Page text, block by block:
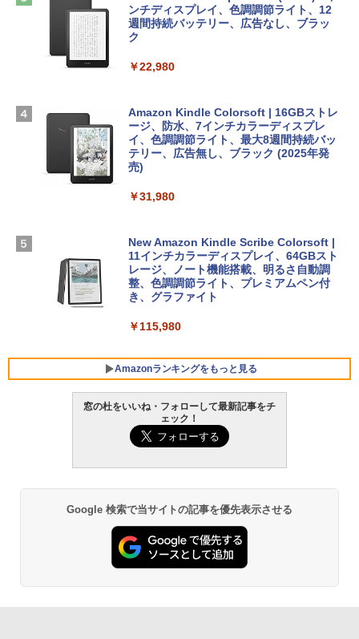
igence、13.6インチLiquid Retinaディ
スプレイ、16GBユニファイドメモリ、1
TB SSDストレージ、12MPセンターフレ
D - ミッドナイト
【Amazon.co.jp限定】 HP ノートパソコ
ン 15-fd 15.6インチ 16GBメモリ 512GB
SSD インテル Core 5
￥129,800
FMV ノートパソコン WE1-K3 (MS 365 P
ersonal/Copilotキー搭載/Win 11/15.6型/
Core i5/16GB/SSD 512GB/ホワイト) FM
VWK3E15W_AZ
ラインコード版
￥3,200
ows11、10/mac対応|PC2台
￥39,582
ト): Java & Bedrock Edition | オンライ
￥3,600
￥99
AIイラスト表現辞典: 思い通りの絵を引き
￥480
FM TOWNS ハイパー・カタログ: 本体ハ
ェクトリストと最新エミュレータ紹介
ンチディスプレイ、色調調節ライト、12
週間持続バッテリー、広告なし、ブラッ
ク
￥22,980
Amazon Kindle Colorsoft | 16GBストレ
ージ、防水、7インチカラーディスプレ
イ、色調調節ライト、最大8週間持続バッ
テリー、広告無し、ブラック (2025年発
売)
￥31,980
New Amazon Kindle Scribe Colorsoft |
11インチカラーディスプレイ、64GBスト
レージ、ノート機能搭載、明るさ自動調
整、色調調節ライト、プレミアムペン付
き、グラファイト
￥115,980
Amazonランキングをもっと見る
窓の杜をいいね・フォローして最新記事をチ
ェック！
Google 検索で当サイトの記事を優先表示させる